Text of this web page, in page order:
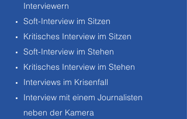
Interviewern
Soft-Interview im Sitzen
Kritisches Interview im Sitzen
Soft-Interview im Stehen
Kritisches Interview im Stehen
Interviews im Krisenfall
Interview mit einem Journalisten
neben der Kamera